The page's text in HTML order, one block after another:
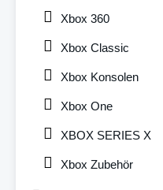
Xbox 360
Xbox Classic
Xbox Konsolen
Xbox One
XBOX SERIES X
Xbox Zubehör